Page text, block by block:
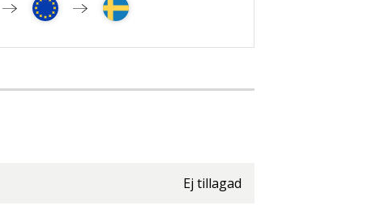
Ej tillagad